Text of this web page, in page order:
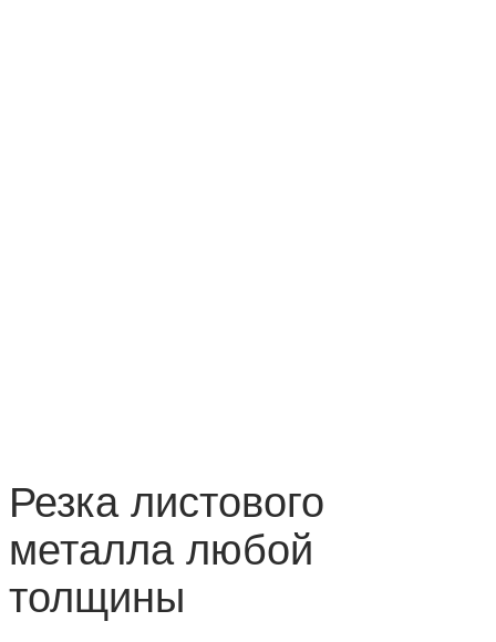
Резка листового
металла любой
толщины